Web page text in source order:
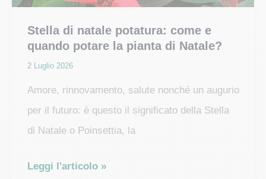
Stella di natale potatura: come e
quando potare la pianta di Natale?
2 Luglio 2026
Amore, rinnovamento, salute nonché un augurio
per il futuro: è questo il significato della Stella
di Natale o Poinsettia, la
Stella
Leggi l'articolo »